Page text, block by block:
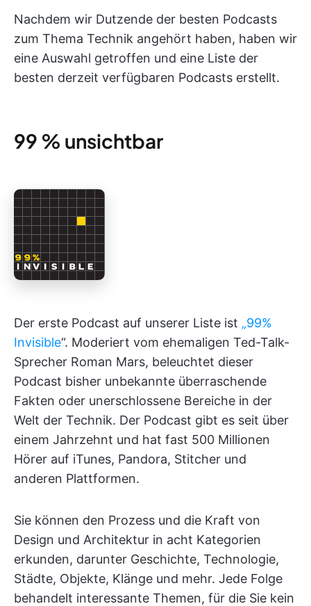
Nachdem wir Dutzende der besten Podcasts
zum Thema Technik angehört haben, haben wir
eine Auswahl getroffen und eine Liste der
besten derzeit verfügbaren Podcasts erstellt.
99 % unsichtbar
Der erste Podcast auf unserer Liste ist „99%
Invisible“. Moderiert vom ehemaligen Ted-Talk-
Sprecher Roman Mars, beleuchtet dieser
Podcast bisher unbekannte überraschende
Fakten oder unerschlossene Bereiche in der
Welt der Technik. Der Podcast gibt es seit über
einem Jahrzehnt und hat fast 500 Millionen
Hörer auf iTunes, Pandora, Stitcher und
anderen Plattformen.
Sie können den Prozess und die Kraft von
Design und Architektur in acht Kategorien
erkunden, darunter Geschichte, Technologie,
Städte, Objekte, Klänge und mehr. Jede Folge
behandelt interessante Themen, für die Sie kein